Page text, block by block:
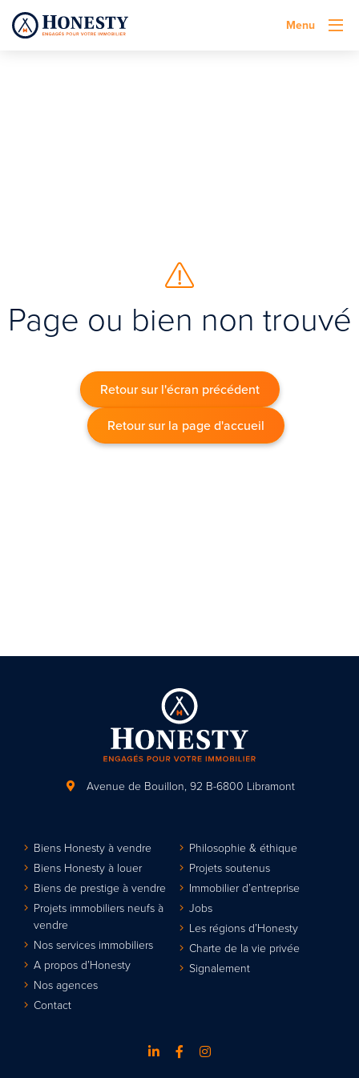
Menu
Page ou bien non trouvé
Retour sur l'écran précédent
Retour sur la page d'accueil
Avenue de Bouillon, 92 B-6800 Libramont
Biens Honesty à vendre
Biens Honesty à louer
Biens de prestige à vendre
Projets immobiliers neufs à
vendre
Nos services immobiliers
A propos d’Honesty
Nos agences
Contact
Philosophie & éthique
Projets soutenus
Immobilier d’entreprise
Jobs
Les régions d’Honesty
Charte de la vie privée
Signalement